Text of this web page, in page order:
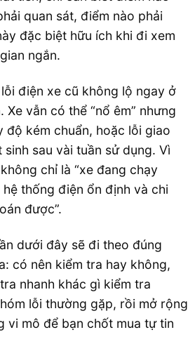
quan sát, điểm nào phải
đặc biệt hữu ích khi đi xem
ngắn.
điện xe cũ không lộ ngay ở
Xe vẫn có thể “nổ êm” nhưng
độ kém chuẩn, hoặc lỗi giao
sau vài tuần sử dụng. Vì
chỉ là “xe đang chạy
hệ thống điện ổn định và chi
được”.
dưới đây sẽ đi theo đúng
có nên kiểm tra hay không,
nhanh khác gì kiểm tra
lỗi thường gặp, rồi mở rộng
vi mô để bạn chốt mua tự tin